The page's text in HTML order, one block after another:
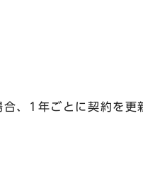
1年ごとに契約を更